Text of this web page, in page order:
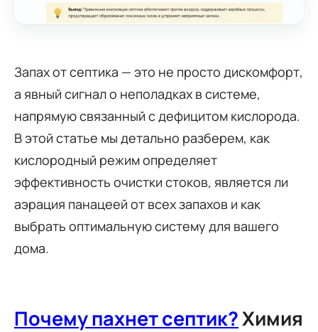
Запах от септика — это не просто дискомфорт,
а явный сигнал о неполадках в системе,
напрямую связанный с дефицитом кислорода.
В этой статье мы детально разберем, как
кислородный режим определяет
эффективность очистки стоков, является ли
аэрация панацеей от всех запахов и как
выбрать оптимальную систему для вашего
дома.
Почему пахнет септик?Химия